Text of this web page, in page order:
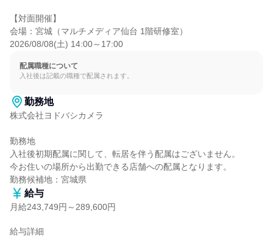
【対面開催】
会場：宮城（マルチメディア仙台 1階研修室）
2026/08/08(土) 14:00～17:00
配属職種について
入社後は記載の職種で配属されます。
勤務地
株式会社ヨドバシカメラ
勤務地
入社後初期配属に関して、転居を伴う配属はございません。
今お住いの場所から出勤できる店舗への配属となります。
勤務候補地：宮城県
給与
月給243,749円～289,600円
給与詳細